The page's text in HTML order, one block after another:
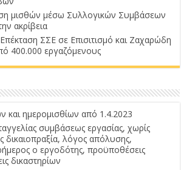
μισθών μέσω Συλλογικών Συμβάσεων
ακρίβεια
ΣΣΕ σε Επισιτισμό και Ζαχαρώδη
400.000 εργαζόμενους
και ημερομισθίων από 1.4.2023
συμβάσεως εργασίας, χωρίς
δικαιοπραξία, λόγος απόλυσης,
ο εργοδότης, προϋποθέσεις
δικαστηρίων